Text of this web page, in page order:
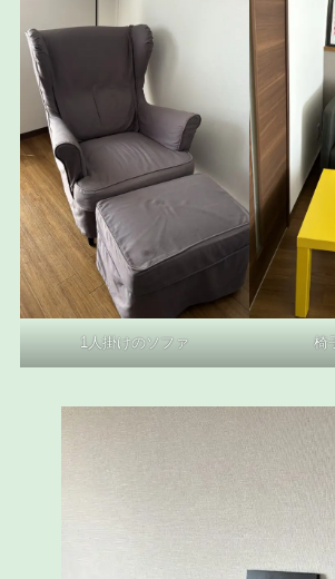
1人掛けのソファ 椅